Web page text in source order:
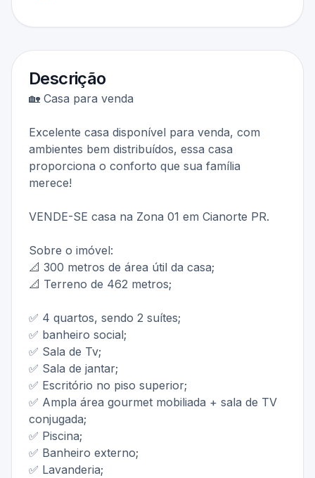
Descrição
🏡 Casa para venda
Excelente casa disponível para venda, com
ambientes bem distribuídos, essa casa
proporciona o conforto que sua família
merece!
VENDE-SE casa na Zona 01 em Cianorte PR.
Sobre o imóvel:
📐 300 metros de área útil da casa;
📐 Terreno de 462 metros;
✅ 4 quartos, sendo 2 suítes;
✅ banheiro social;
✅ Sala de Tv;
✅ Sala de jantar;
✅ Escritório no piso superior;
✅ Ampla área gourmet mobiliada + sala de TV
conjugada;
✅ Piscina;
✅ Banheiro externo;
✅ Lavanderia;